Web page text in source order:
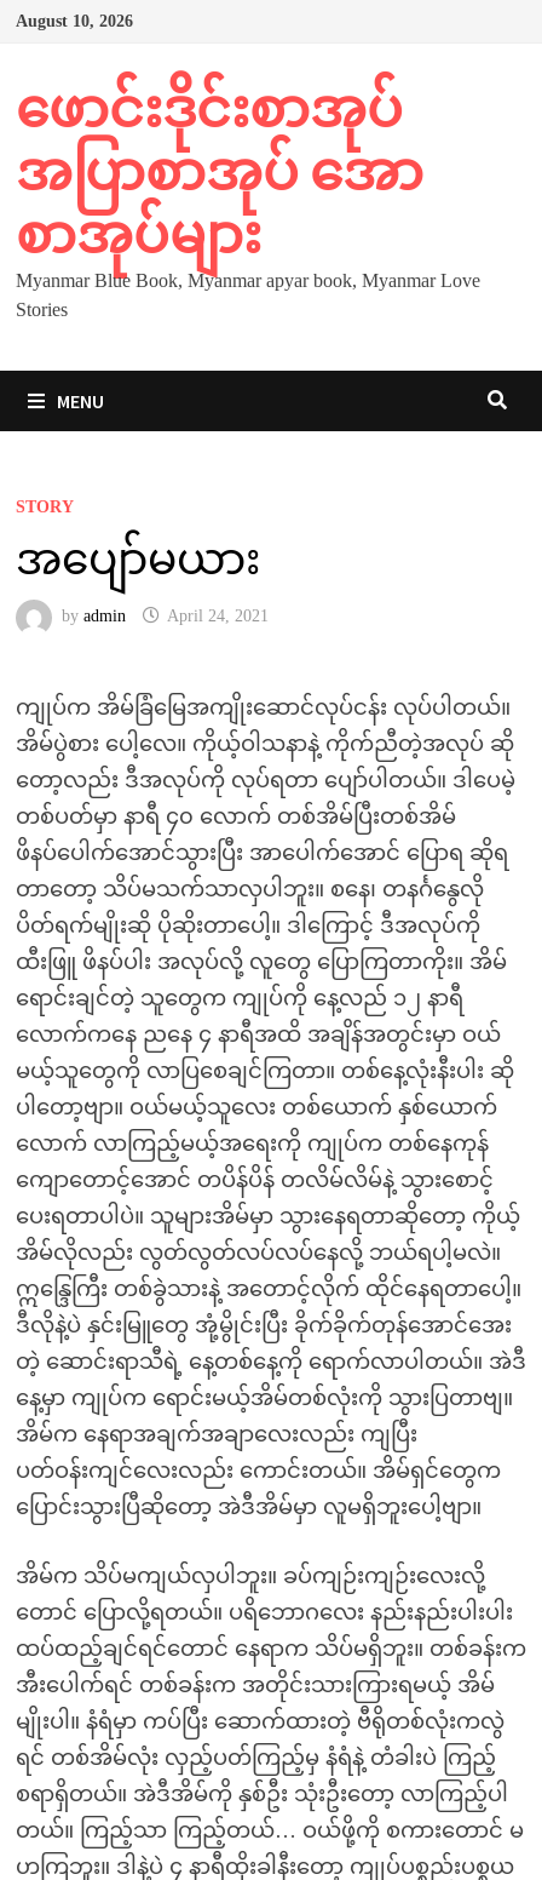
Skip
August 10, 2026
ဖောင်းဒိုင်းစာအုပ်
အပြာစာအုပ် အော
စာအုပ်များ
Myanmar Blue Book, Myanmar apyar book, Myanmar Love
Stories
MENU
STORY
အပျော်မယား
by admin April 24, 2021
ကျုပ်က အိမ်ခြံမြေအကျိုးဆောင်လုပ်ငန်း လုပ်ပါတယ်။
အိမ်ပွဲစား ပေါ့လေ။ ကိုယ့်ဝါသနာနဲ့ ကိုက်ညီတဲ့အလုပ် ဆို
တော့လည်း ဒီအလုပ်ကို လုပ်ရတာ ပျော်ပါတယ်။ ဒါပေမဲ့
တစ်ပတ်မှာ နာရီ ၄၀ လောက် တစ်အိမ်ပြီးတစ်အိမ်
ဖိနပ်ပေါက်အောင်သွားပြီး အာပေါက်အောင် ပြောရ ဆိုရ
တာတော့ သိပ်မသက်သာလှပါဘူး။ စနေ၊ တနင်္ဂနွေလို
ပိတ်ရက်မျိုးဆို ပိုဆိုးတာပေါ့။ ဒါကြောင့် ဒီအလုပ်ကို
ထီးဖြူ ဖိနပ်ပါး အလုပ်လို့ လူတွေ ပြောကြတာကိုး။ အိမ်
ရောင်းချင်တဲ့ သူတွေက ကျုပ်ကို နေ့လည် ၁၂ နာရီ
လောက်ကနေ ညနေ ၄ နာရီအထိ အချိန်အတွင်းမှာ ဝယ်
မယ့်သူတွေကို လာပြစေချင်ကြတာ။ တစ်နေ့လုံးနီးပါး ဆို
ပါတော့ဗျာ။ ဝယ်မယ့်သူလေး တစ်ယောက် နှစ်ယောက်
လောက် လာကြည့်မယ့်အရေးကို ကျုပ်က တစ်နေကုန်
ကျောတောင့်အောင် တပိန်ပိန် တလိမ်လိမ်နဲ့ သွားစောင့်
ပေးရတာပါပဲ။ သူများအိမ်မှာ သွားနေရတာဆိုတော့ ကိုယ့်
အိမ်လိုလည်း လွတ်လွတ်လပ်လပ်နေလို့ ဘယ်ရပါ့မလဲ။
ဣန္ဒြေကြီး တစ်ခွဲသားနဲ့ အတောင့်လိုက် ထိုင်နေရတာပေါ့။
ဒီလိုနဲ့ပဲ နှင်းမြူတွေ အုံ့မွိုင်းပြီး ခိုက်ခိုက်တုန်အောင်အေး
တဲ့ ဆောင်းရာသီရဲ့ နေ့တစ်နေ့ကို ရောက်လာပါတယ်။ အဲဒီ
နေ့မှာ ကျုပ်က ရောင်းမယ့်အိမ်တစ်လုံးကို သွားပြတာဗျ။
အိမ်က နေရာအချက်အချာလေးလည်း ကျပြီး
ပတ်ဝန်းကျင်လေးလည်း ကောင်းတယ်။ အိမ်ရှင်တွေက
ပြောင်းသွားပြီဆိုတော့ အဲဒီအိမ်မှာ လူမရှိဘူးပေါ့ဗျာ။
အိမ်က သိပ်မကျယ်လှပါဘူး။ ခပ်ကျဉ်းကျဉ်းလေးလို့
တောင် ပြောလို့ရတယ်။ ပရိဘောဂလေး နည်းနည်းပါးပါး
ထပ်ထည့်ချင်ရင်တောင် နေရာက သိပ်မရှိဘူး။ တစ်ခန်းက
အီးပေါက်ရင် တစ်ခန်းက အတိုင်းသားကြားရမယ့် အိမ်
မျိုးပါ။ နံရံမှာ ကပ်ပြီး ဆောက်ထားတဲ့ ဗီရိုတစ်လုံးကလွဲ
ရင် တစ်အိမ်လုံး လှည့်ပတ်ကြည့်မှ နံရံနဲ့ တံခါးပဲ ကြည့်
စရာရှိတယ်။ အဲဒီအိမ်ကို နှစ်ဦး သုံးဦးတော့ လာကြည့်ပါ
တယ်။ ကြည့်သာ ကြည့်တယ်… ဝယ်ဖို့ကို စကားတောင် မ
ဟကြဘူး။ ဒါနဲ့ပဲ ၄ နာရီထိုးခါနီးတော့ ကျုပ်ပစ္စည်းပစ္စယ